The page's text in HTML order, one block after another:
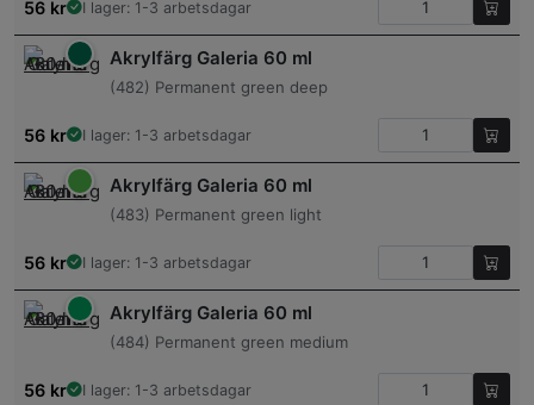
56 kr I lager: 1-3 arbetsdagar
Akrylfärg Galeria 60 ml
(482) Permanent green deep
56 kr I lager: 1-3 arbetsdagar
Akrylfärg Galeria 60 ml
(483) Permanent green light
56 kr I lager: 1-3 arbetsdagar
Akrylfärg Galeria 60 ml
(484) Permanent green medium
56 kr I lager: 1-3 arbetsdagar